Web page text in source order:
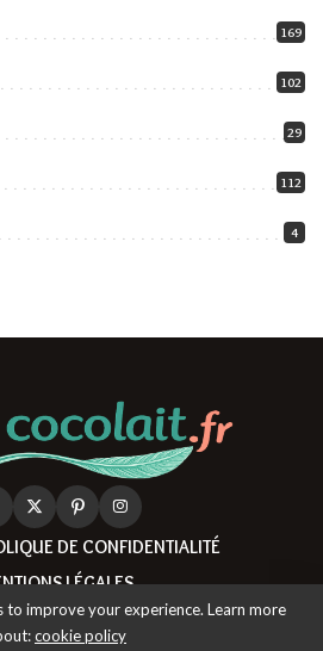
169
102
29
112
4
DE CONFIDENTIALITÉ
LÉGALES
to improve your experience. Learn more
cookie policy